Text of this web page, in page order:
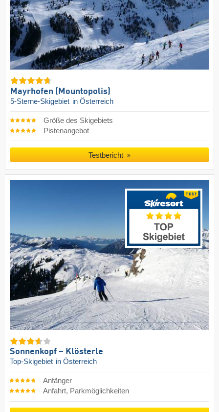
Mayrhofen (Mountopolis)
5-Sterne-Skigebiet in Österreich
Größe des Skigebiets
Pistenangebot
Testbericht
Sonnenkopf – Klösterle
Top-Skigebiet in Österreich
Anfänger
Anfahrt, Parkmöglichkeiten